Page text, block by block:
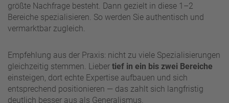
größte Nachfrage besteht. Dann gezielt in diese 1–2
Bereiche spezialisieren. So werden Sie authentisch und
vermarktbar zugleich.
Empfehlung aus der Praxis: nicht zu viele Spezialisierungen
gleichzeitig stemmen. Lieber tief in ein bis zwei Bereiche
einsteigen, dort echte Expertise aufbauen und sich
entsprechend positionieren — das zahlt sich langfristig
deutlich besser aus als Generalismus.